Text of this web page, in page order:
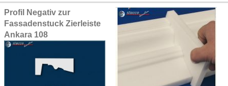
Profil Negativ zur
Fassadenstuck Zierleiste
Ankara 108